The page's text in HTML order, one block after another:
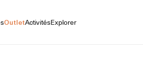
OutletActivitésExplorer